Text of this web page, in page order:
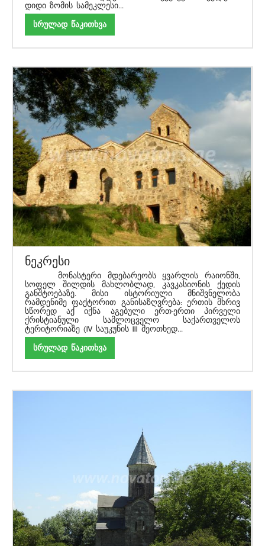
დიდი ზომის სამეკლესი...
სრულად წაკითხვა
ნეკრესი
მონასტერი მდებარეობს ყვარლის რაიონში,
სოფელ შილდის მახლობლად, კავკასიონის ქედის
განშტოებაზე. მისი ისტორიული მნიშვნელობა
რამდენიმე ფაქტორით განისაზღვრება: ერთის მხრივ
სწორედ აქ იქნა აგებული ერთ-ერთი პირველი
ქრისტიანული სამლოცველო საქართველოს
ტერიტორიაზე (IV საუკუნის III მეოთხედ...
სრულად წაკითხვა